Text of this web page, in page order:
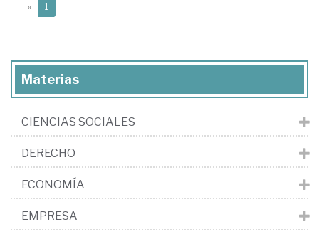
« 1
Materias
CIENCIAS SOCIALES
DERECHO
ECONOMÍA
EMPRESA